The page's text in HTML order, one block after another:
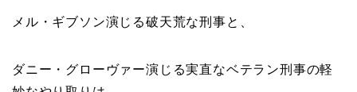
メル・ギブソン演じる破天荒な刑事と、
ダニー・グローヴァー演じる実直なベテラン刑事の軽